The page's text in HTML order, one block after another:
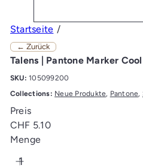
Startseite
← Zurück
Talens | Pantone Marker Cool
SKU: 105099200
Collections: Neue Produkte, Pantone,
Preis
Normaler
Preis
CHF 5.10
Menge